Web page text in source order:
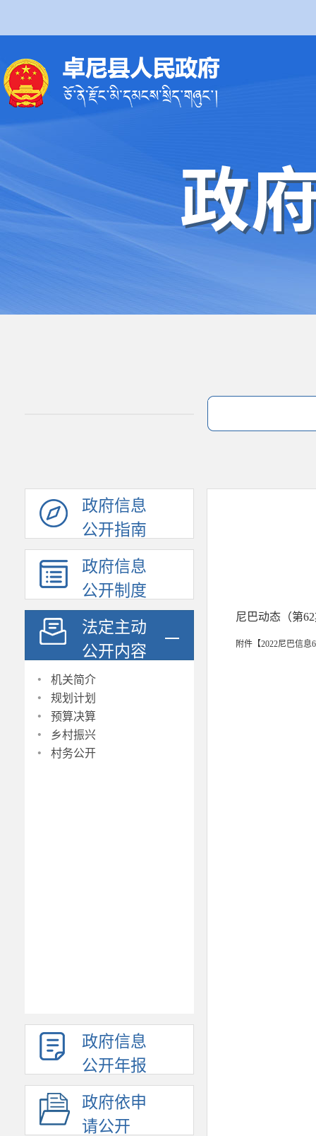
政府信息
公开指南
政府信息
公开制度
法定主动
公开内容
· 机关简介
· 规划计划
· 预算决算
· 乡村振兴
· 村务公开
政府信息
公开年报
政府依申
请公开
尼巴动态（第
附件【2022尼巴信息